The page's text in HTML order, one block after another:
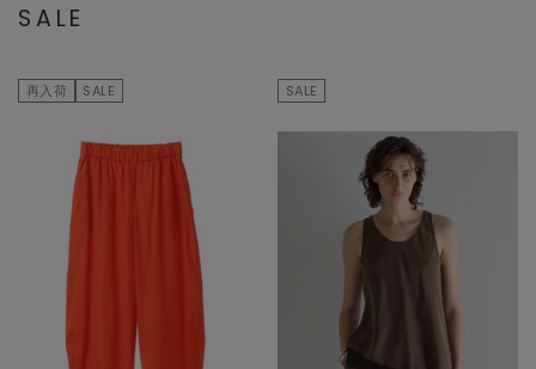
SALE
再入荷 SALE SALE